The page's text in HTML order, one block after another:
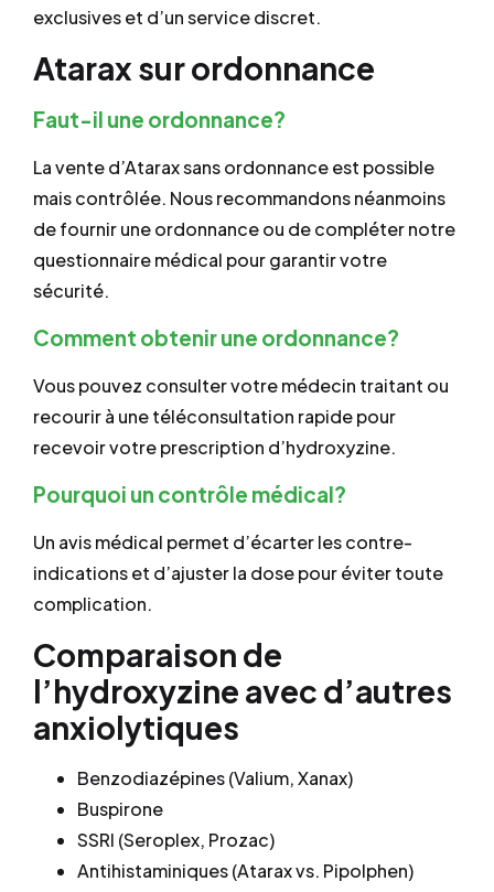
exclusives et d’un service discret.
Atarax sur ordonnance
Faut-il une ordonnance?
La vente d’Atarax sans ordonnance est possible
mais contrôlée. Nous recommandons néanmoins
de fournir une ordonnance ou de compléter notre
questionnaire médical pour garantir votre
sécurité.
Comment obtenir une ordonnance?
Vous pouvez consulter votre médecin traitant ou
recourir à une téléconsultation rapide pour
recevoir votre prescription d’hydroxyzine.
Pourquoi un contrôle médical?
Un avis médical permet d’écarter les contre-
indications et d’ajuster la dose pour éviter toute
complication.
Comparaison de
l’hydroxyzine avec d’autres
anxiolytiques
Benzodiazépines (Valium, Xanax)
Buspirone
SSRI (Seroplex, Prozac)
Antihistaminiques (Atarax vs. Pipolphen)